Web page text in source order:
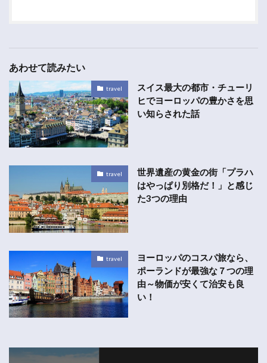
あわせて読みたい
travel
スイス最大の都市・チューリ
ヒでヨーロッパの豊かさを思
い知らされた話
travel
世界遺産の黄金の街「プラハ
はやっぱり別格だ！」と感じ
た3つの理由
travel
ヨーロッパのコスパ旅なら、
ポーランドが最強な７つの理
由～物価が安くて治安も良
い！